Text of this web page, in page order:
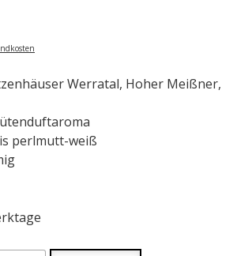
Werratal, Hoher Meißner,
perlmutt-weiß